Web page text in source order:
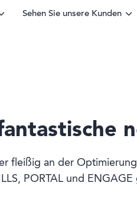
Sehen Sie unsere Kunden
fleißig an der
PORTAL und